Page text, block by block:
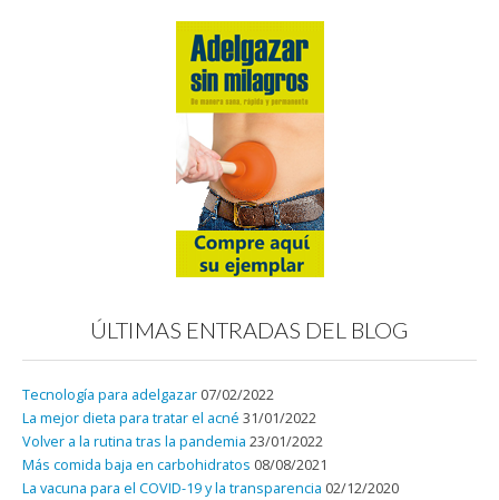
ÚLTIMAS ENTRADAS DEL BLOG
Tecnología para adelgazar 07/02/2022
La mejor dieta para tratar el acné 31/01/2022
Volver a la rutina tras la pandemia 23/01/2022
Más comida baja en carbohidratos 08/08/2021
La vacuna para el COVID-19 y la transparencia 02/12/2020